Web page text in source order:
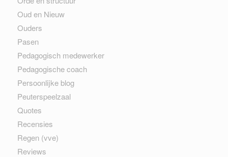
Oud en Nieuw
Ouders
Pasen
Pedagogisch medewerker
Pedagogische coach
Persoonlijke blog
Peuterspeelzaal
Quotes
Recensies
Regen (vve)
Reviews